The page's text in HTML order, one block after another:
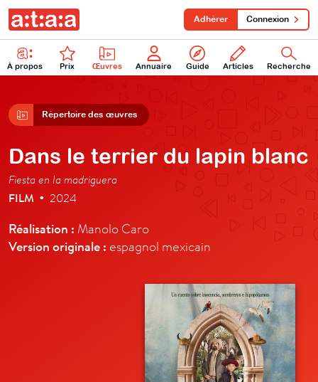
À propos Prix Œuvres Annuaire Guide Articles Recherche
Adhérer Connexion
Répertoire des œuvres
Dans le terrier du lapin blanc
Fiesta en la madriguera
FILM • 2024
Réalisation : Manolo Caro
Version originale : espagnol mexicain